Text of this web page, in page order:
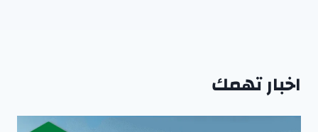
اخبار تهمك